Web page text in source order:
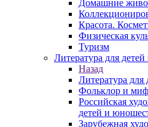
Домашние
Красота.
Физическая
Туризм
Литература для
Назад
Литература
Фольклор и
Российская
детей и
Зарубежная